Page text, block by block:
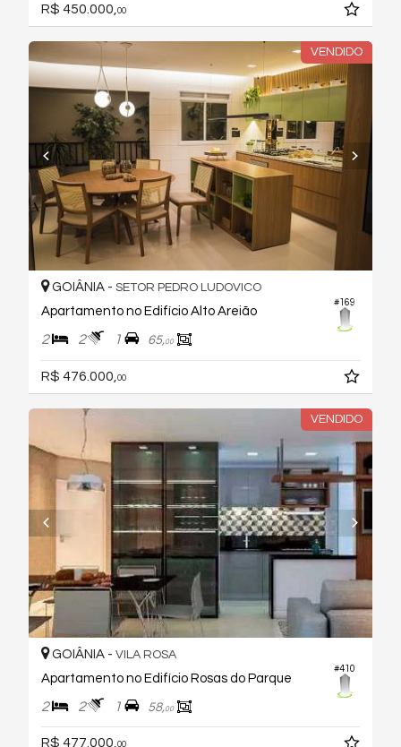
R$ 450.000, 00
VENDIDO
#169
GOIÂNIA - SETOR PEDRO LUDOVICO
Apartamento no Edifício Alto Areião
2 2 1 65,00
R$ 476.000, 00
VENDIDO
#410
GOIÂNIA - VILA ROSA
Apartamento no Edifício Rosas do Parque
2 2 1 58,00
R$ 477.000,00